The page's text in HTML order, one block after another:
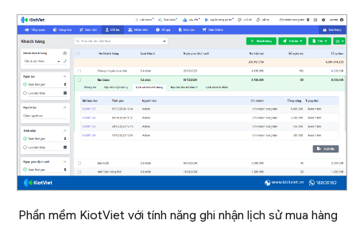
Phần mềm KiotViet với tính năng ghi nhận lịch sử mua hàng